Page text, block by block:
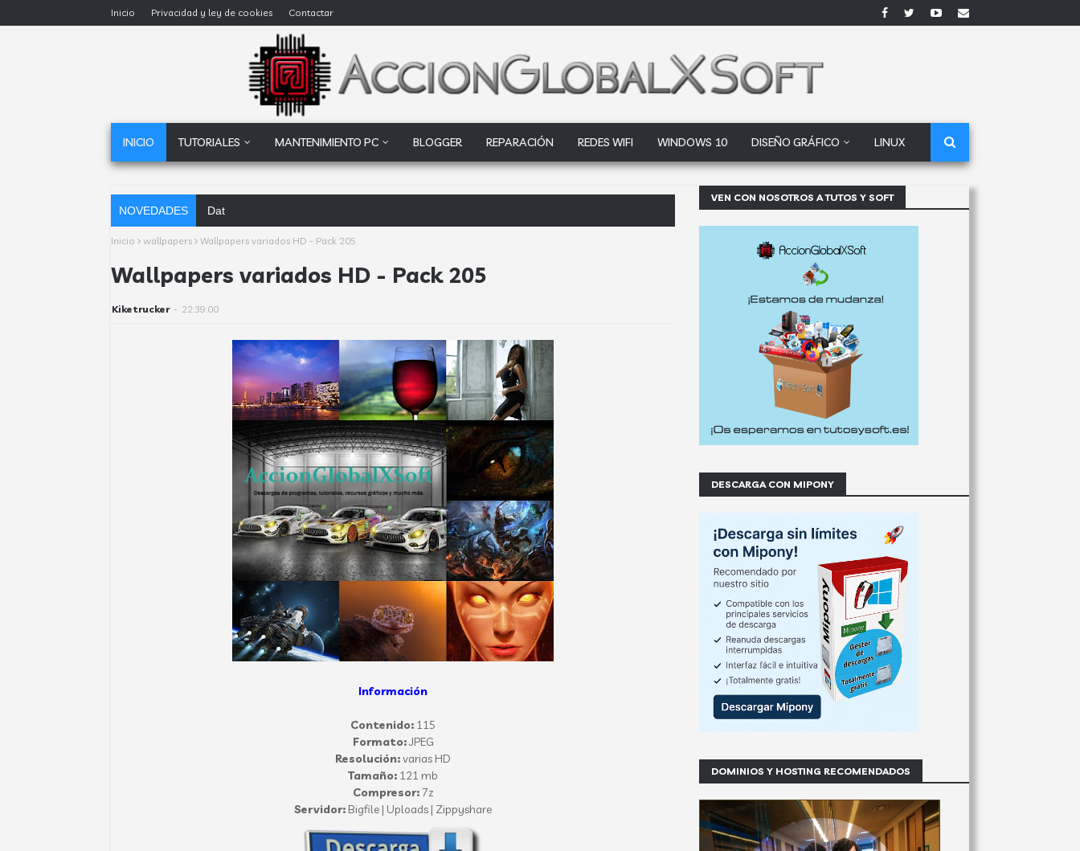
Inicio Privacidad y ley de cookies Contactar
INICIO TUTORIALES MANTENIMIENTO PC BLOGGER REPARACIÓN REDES WIFI WINDOWS 10 DISEÑO GRÁFICO LINUX
NOVEDADES Dataprius, la alternativa a Google Driv
Inicio wallpapers Wallpapers variados HD - Pack 205
Wallpapers variados HD - Pack 205
Kiketrucker - 22:39:00
Información
Contenido: 115
Formato:JPEG
Resolución:varias HD
Tamaño: 121 mb
Compresor:7z
Servidor: Bigfile | Uploads | Zippyshare
VEN CON NOSOTROS A TUTOS Y SOFT
DESCARGA CON MIPONY
DOMINIOS Y HOSTING RECOMENDADOS